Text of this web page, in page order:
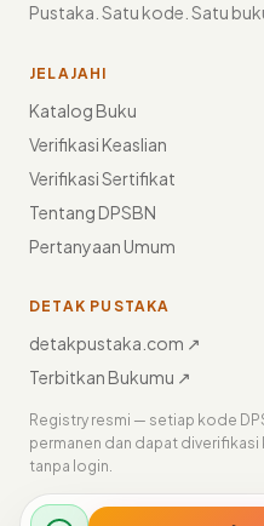
Pustaka. Satu kode. Satu
JELAJAHI
Katalog Buku
Verifikasi Keaslian
Verifikasi Sertifikat
Tentang DPSBN
Pertanyaan Umum
DETAK PUSTAKA
detakpustaka.com ↗
Terbitkan Bukumu ↗
Registry resmi — setiap kode
permanen dan dapat diverifikasi
tanpa login.